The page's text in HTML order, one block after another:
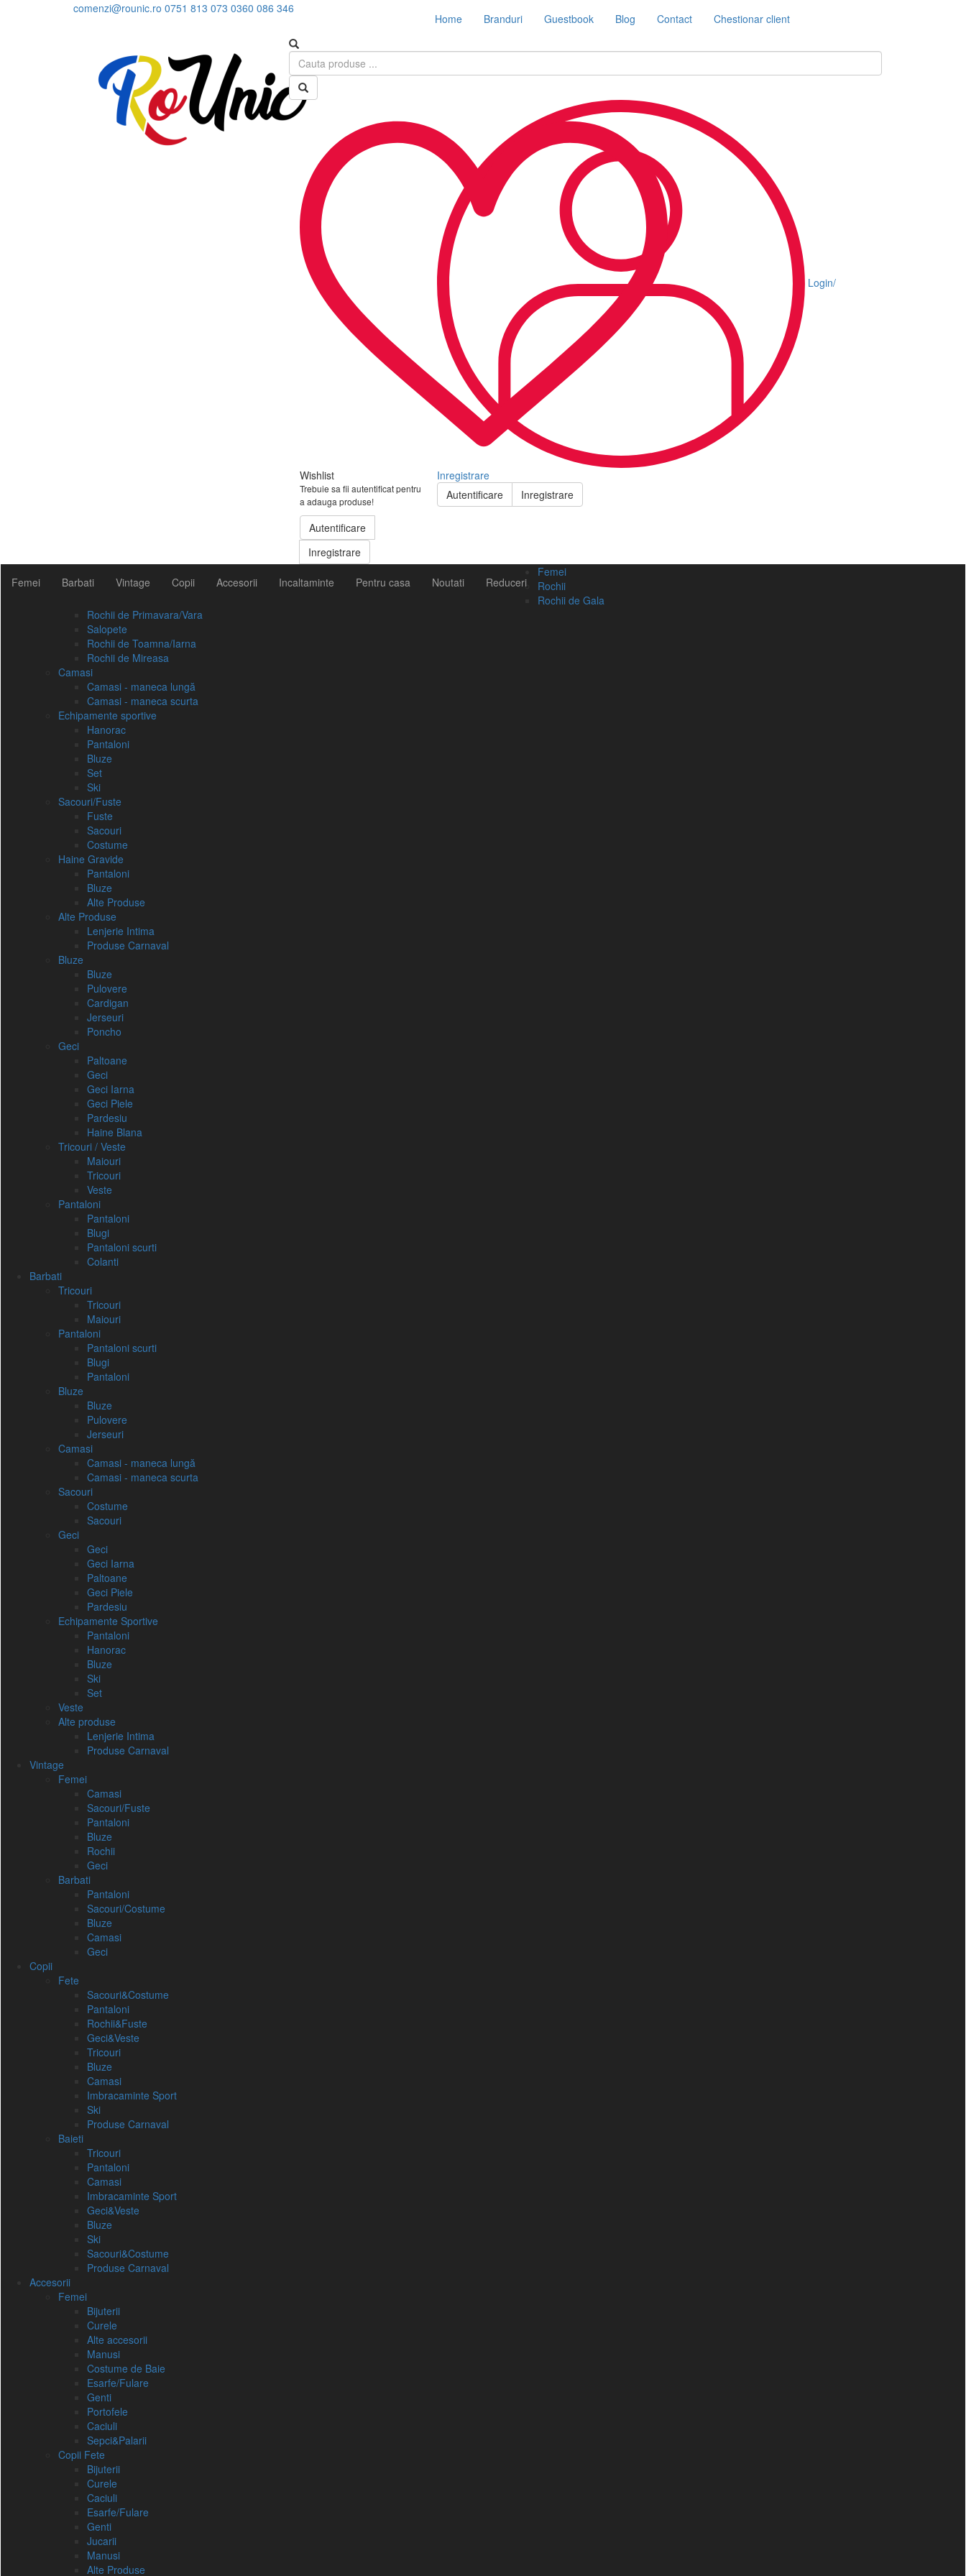
comenzi@rounic.ro 0751 813 073 0360 086 346
Home Branduri Guestbook Blog Contact Chestionar client
Wishlist
Trebuie sa fii autentificat pentru
a adauga produse!
Autentificare
Inregistrare
Login/
Inregistrare
Autentificare
Inregistrare
Femei Barbati Vintage Copii Accesorii Incaltaminte Pentru casa Noutati Reduceri
Femei
Rochii
Rochii de Gala
Rochii de Primavara/Vara
Salopete
Rochii de Toamna/Iarna
Rochii de Mireasa
Camasi
Camasi - maneca lungă
Camasi - maneca scurta
Echipamente sportive
Hanorac
Pantaloni
Bluze
Set
Ski
Sacouri/Fuste
Fuste
Sacouri
Costume
Haine Gravide
Pantaloni
Bluze
Alte Produse
Alte Produse
Lenjerie Intima
Produse Carnaval
Bluze
Bluze
Pulovere
Cardigan
Jerseuri
Poncho
Geci
Paltoane
Geci
Geci Iarna
Geci Piele
Pardesiu
Haine Blana
Tricouri / Veste
Maiouri
Tricouri
Veste
Pantaloni
Pantaloni
Blugi
Pantaloni scurti
Colanti
Barbati
Tricouri
Tricouri
Maiouri
Pantaloni
Pantaloni scurti
Blugi
Pantaloni
Bluze
Bluze
Pulovere
Jerseuri
Camasi
Camasi - maneca lungă
Camasi - maneca scurta
Sacouri
Costume
Sacouri
Geci
Geci
Geci Iarna
Paltoane
Geci Piele
Pardesiu
Echipamente Sportive
Pantaloni
Hanorac
Bluze
Ski
Set
Veste
Alte produse
Lenjerie Intima
Produse Carnaval
Vintage
Femei
Camasi
Sacouri/Fuste
Pantaloni
Bluze
Rochii
Geci
Barbati
Pantaloni
Sacouri/Costume
Bluze
Camasi
Geci
Copii
Fete
Sacouri&Costume
Pantaloni
Rochii&Fuste
Geci&Veste
Tricouri
Bluze
Camasi
Imbracaminte Sport
Ski
Produse Carnaval
Baieti
Tricouri
Pantaloni
Camasi
Imbracaminte Sport
Geci&Veste
Bluze
Ski
Sacouri&Costume
Produse Carnaval
Accesorii
Femei
Bijuterii
Curele
Alte accesorii
Manusi
Costume de Baie
Esarfe/Fulare
Genti
Portofele
Caciuli
Sepci&Palarii
Copii Fete
Bijuterii
Curele
Caciuli
Esarfe/Fulare
Genti
Jucarii
Manusi
Alte Produse